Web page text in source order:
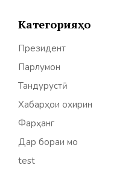
Категорияҳо
Президент
Парлумон
Тандурустӣ
Хабарҳои охирин
Фарҳанг
Дар бораи мо
test